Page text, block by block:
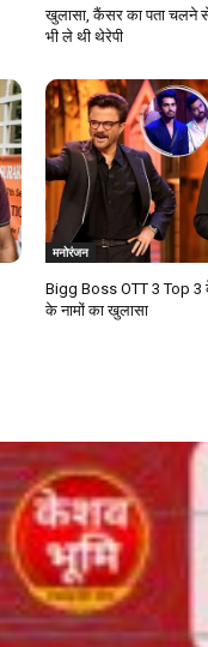
खुलासा, कैंसर का पता चलने से
भी ले थी थेरेपी
मनोरंजन
Bigg Boss OTT 3 Top 3
के नामों का खुलासा